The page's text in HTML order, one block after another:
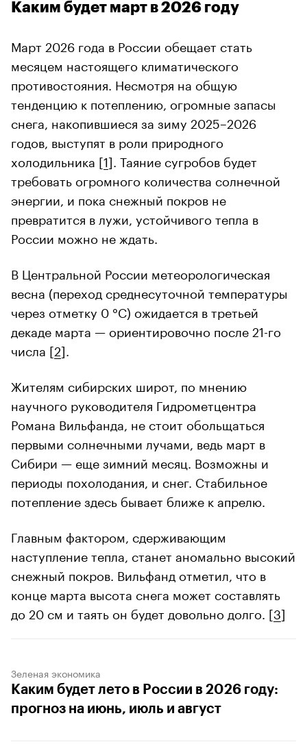
Каким будет март в 2026 году
Март 2026 года в России обещает стать
месяцем настоящего климатического
противостояния. Несмотря на общую
тенденцию к потеплению, огромные запасы
снега, накопившиеся за зиму 2025–2026
годов, выступят в роли природного
холодильника [1]. Таяние сугробов будет
требовать огромного количества солнечной
энергии, и пока снежный покров не
превратится в лужи, устойчивого тепла в
России можно не ждать.
В Центральной России метеорологическая
весна (переход среднесуточной температуры
через отметку 0 °C) ожидается в третьей
декаде марта — ориентировочно после 21-го
числа [2].
Жителям сибирских широт, по мнению
научного руководителя Гидрометцентра
Романа Вильфанда, не стоит обольщаться
первыми солнечными лучами, ведь март в
Сибири — еще зимний месяц. Возможны и
периоды похолодания, и снег. Стабильное
потепление здесь бывает ближе к апрелю.
Главным фактором, сдерживающим
наступление тепла, станет аномально высокий
снежный покров. Вильфанд отметил, что в
конце марта высота снега может составлять
до 20 см и таять он будет довольно долго. [3]
Зеленая экономика
Каким будет лето в России в 2026 году:
прогноз на июнь, июль и август